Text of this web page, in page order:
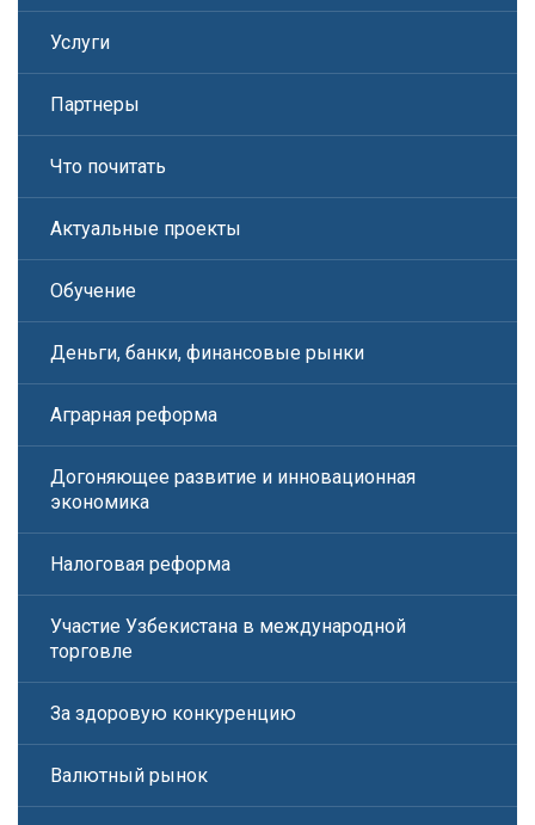
Услуги
Партнеры
Что почитать
Актуальные проекты
Обучение
Деньги, банки, финансовые рынки
Аграрная реформа
Догоняющее развитие и инновационная
экономика
Налоговая реформа
Участие Узбекистана в международной
торговле
За здоровую конкуренцию
Валютный рынок